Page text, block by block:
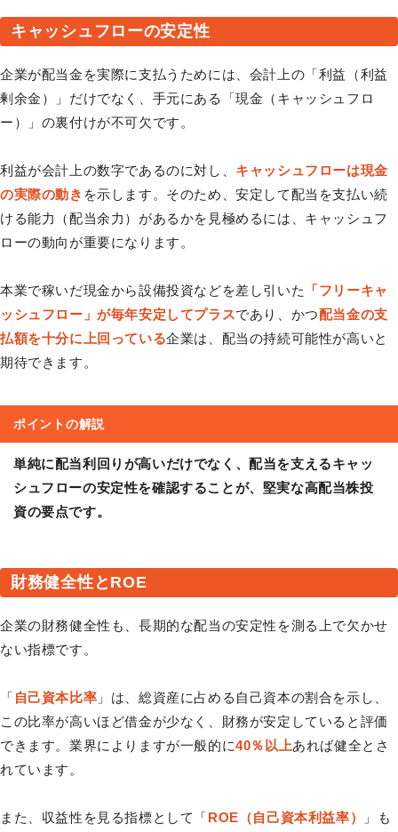
キャッシュフローの安定性
企業が配当金を実際に支払うためには、会計上の「利益（利益
剰余金）」だけでなく、手元にある「現金（キャッシュフロ
ー）」の裏付けが不可欠です。
利益が会計上の数字であるのに対し、 キャッシュフローは現金
の実際の動き を示します。そのため、安定して配当を支払い続
ける能力（配当余力）があるかを見極めるには、キャッシュフ
ローの動向が重要になります。
本業で稼いだ現金から設備投資などを差し引いた
「フリーキャ
ッシュフロー」が毎年安定してプラスであり、かつ配当金の支
払額を十分に上回っている企業は、配当の持続可能性が高いと
期待できます。
ポイントの解説
単純に配当利回りが高いだけでなく、配当を支えるキャッ
シュフローの安定性を確認することが、堅実な高配当株投
資の要点です。
財務健全性とROE
企業の財務健全性も、長期的な配当の安定性を測る上で欠かせ
ない指標です。
「 自己資本比率 」は、総資産に占める自己資本の割合を示し、
この比率が高いほど借金が少なく、財務が安定していると評価
できます。業界によりますが一般的に40％以上あれば健全とさ
れています。
また、収益性を見る指標として「ROE（自己資本利益率）
」も